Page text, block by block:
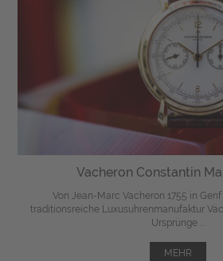
Vacheron Constantin
Von Jean-Marc Vacheron 1755 in
traditionsreiche Luxusuhrenmanufaktur
Ursprünge ...
MEHR